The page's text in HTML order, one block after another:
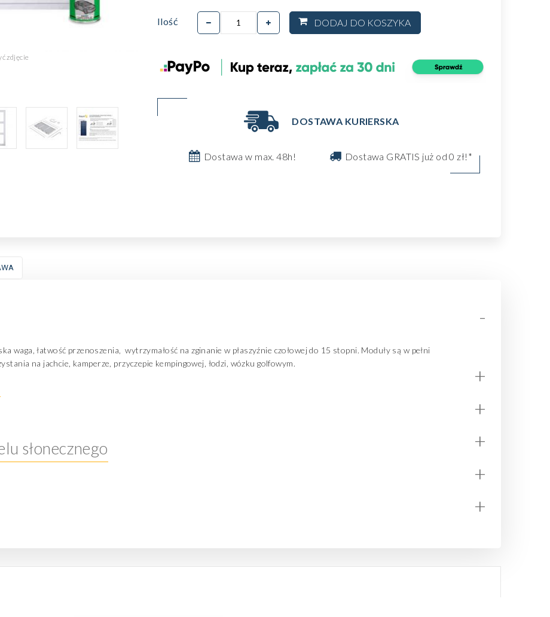
Ilość DODAJ DO KOSZYKA
DOSTAWA KURIERSKA
Dostawa w max. 48h! Dostawa GRATIS już od 0 zł!*
-
waga, łatwość przenoszenia ,wytrzymałość na zginanie w płaszyźnie czołowej do 15 stopni. Moduły są w pełni
na jachcie, kamperze, przyczepie kempingowej, łodzi, wózku golfowym.
+
+
słonecznego +
+
+